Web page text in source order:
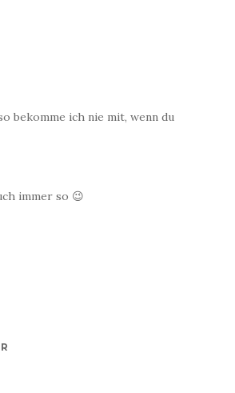
bekomme ich nie mit, wenn du
immer so 😉